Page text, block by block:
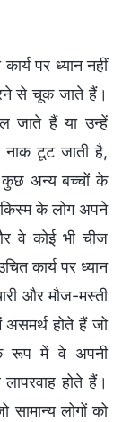
पर ध्यान नहीं
से चूक जाते हैं।
जाते हैं या उन्हें
टूट जाती है,
अन्य बच्चों के
के लोग अपने
वे कोई भी चीज
कार्य पर ध्यान
और मौज-मस्ती
असमर्थ होते हैं जो
के रूप में वे अपनी
होते हैं।
सामान्य लोगों को